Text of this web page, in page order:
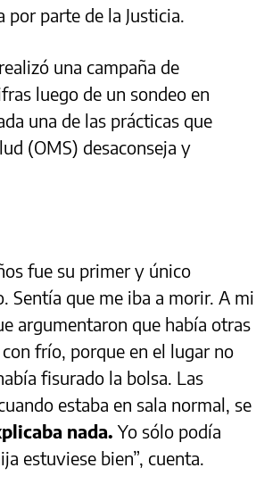
por parte de la Justicia.
una campaña de
luego de un sondeo en
una de las prácticas que
(OMS) desaconseja y
fue su primer y único
Sentía que me iba a morir. A mi
argumentaron que había otras
frío, porque en el lugar no
fisurado la bolsa. Las
estaba en sala normal, se
nada. Yo sólo podía
estuviese bien”, cuenta.